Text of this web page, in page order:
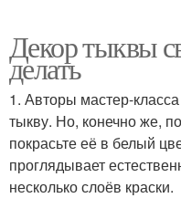
Декор тыквы
делать
1. Авторы мастер-
тыкву. Но, конечно же,
покрасьте её в белый
проглядывает
несколько слоёв краски.